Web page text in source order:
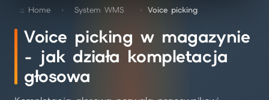
Home System WMS Voice picking
Voice picking w magazynie
- jak działa kompletacja
głosowa